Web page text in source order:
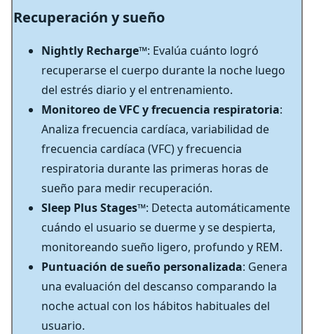
Recuperación y sueño
Nightly Recharge™: Evalúa cuánto logró
recuperarse el cuerpo durante la noche luego
del estrés diario y el entrenamiento.
Monitoreo de VFC y frecuencia respiratoria:
Analiza frecuencia cardíaca, variabilidad de
frecuencia cardíaca (VFC) y frecuencia
respiratoria durante las primeras horas de
sueño para medir recuperación.
Sleep Plus Stages™: Detecta automáticamente
cuándo el usuario se duerme y se despierta,
monitoreando sueño ligero, profundo y REM.
Puntuación de sueño personalizada: Genera
una evaluación del descanso comparando la
noche actual con los hábitos habituales del
usuario.